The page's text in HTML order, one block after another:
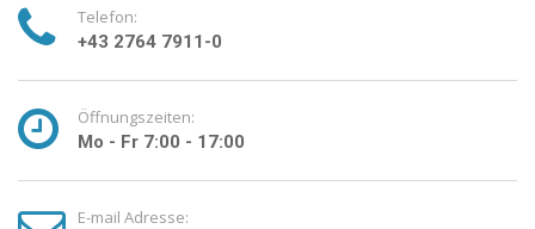
Telefon:
+43 2764 7911-0
Öffnungszeiten:
Mo - Fr 7:00 - 17:00
E-mail Adresse: